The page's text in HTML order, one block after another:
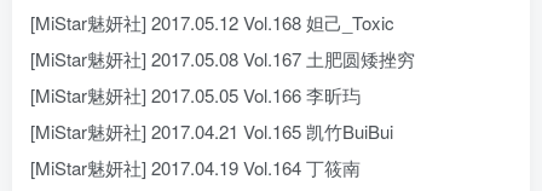
[MiStar魅妍社] 2017.05.12 Vol.168 妲己_Toxic
[MiStar魅妍社] 2017.05.08 Vol.167 土肥圆矮挫穷
[MiStar魅妍社] 2017.05.05 Vol.166 李昕玙
[MiStar魅妍社] 2017.04.21 Vol.165 凯竹BuiBui
[MiStar魅妍社] 2017.04.19 Vol.164 丁筱南